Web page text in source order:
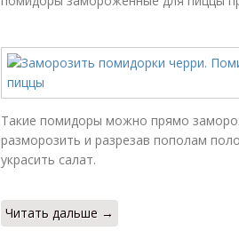
Такие помидоры можно прямо
разморозить и разрезав пополам
украсить салат.
Читать дальше →